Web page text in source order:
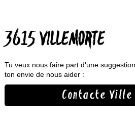
3615 VILLEMORTE
Tu veux nous faire part d'une
ton envie de nous aider :
Contacte